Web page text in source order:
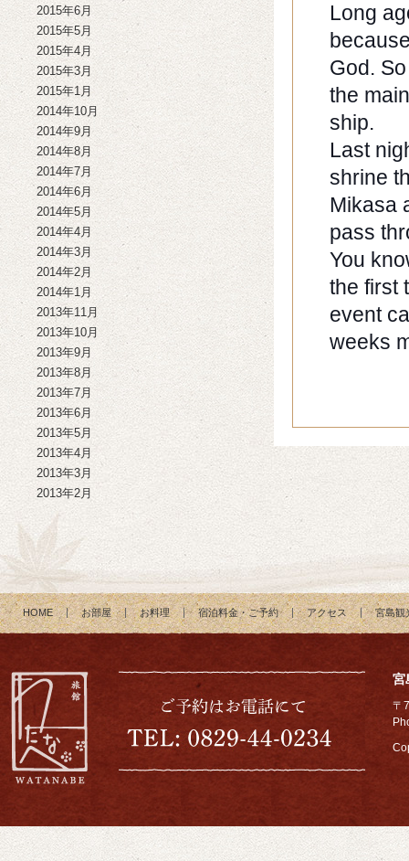
2015年6月
2015年5月
2015年4月
2015年3月
2015年1月
2014年10月
2014年9月
2014年8月
2014年7月
2014年6月
2014年5月
2014年4月
2014年3月
2014年2月
2014年1月
2013年11月
2013年10月
2013年9月
2013年8月
2013年7月
2013年6月
2013年5月
2013年4月
2013年3月
2013年2月
Long
God.
the
ship.
Last
shrine
Mikasa
pass
You
the first
event
weeks
HOME お部屋 お料理 宿泊料金・ご予約 アクセス 宮島観
宮
〒